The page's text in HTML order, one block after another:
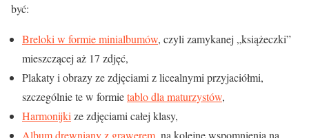
być:
Breloki w formie minialbumów, czyli zamykanej „książeczki”
mieszczącej aż 17 zdjęć,
Plakaty i obrazy ze zdjęciami z licealnymi przyjaciółmi,
szczególnie te w formietablo dla maturzystów,
Harmonijki ze zdjęciami całej klasy,
Album drewniany z grawerem, na kolejne wspomnienia na